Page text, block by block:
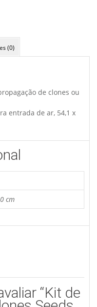
(0)
de clones ou
entrada de ar, 54,1 x
cm
“Kit de